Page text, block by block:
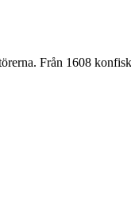
Från 1608